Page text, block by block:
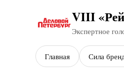
VIII
Экспертное
Главная Сила